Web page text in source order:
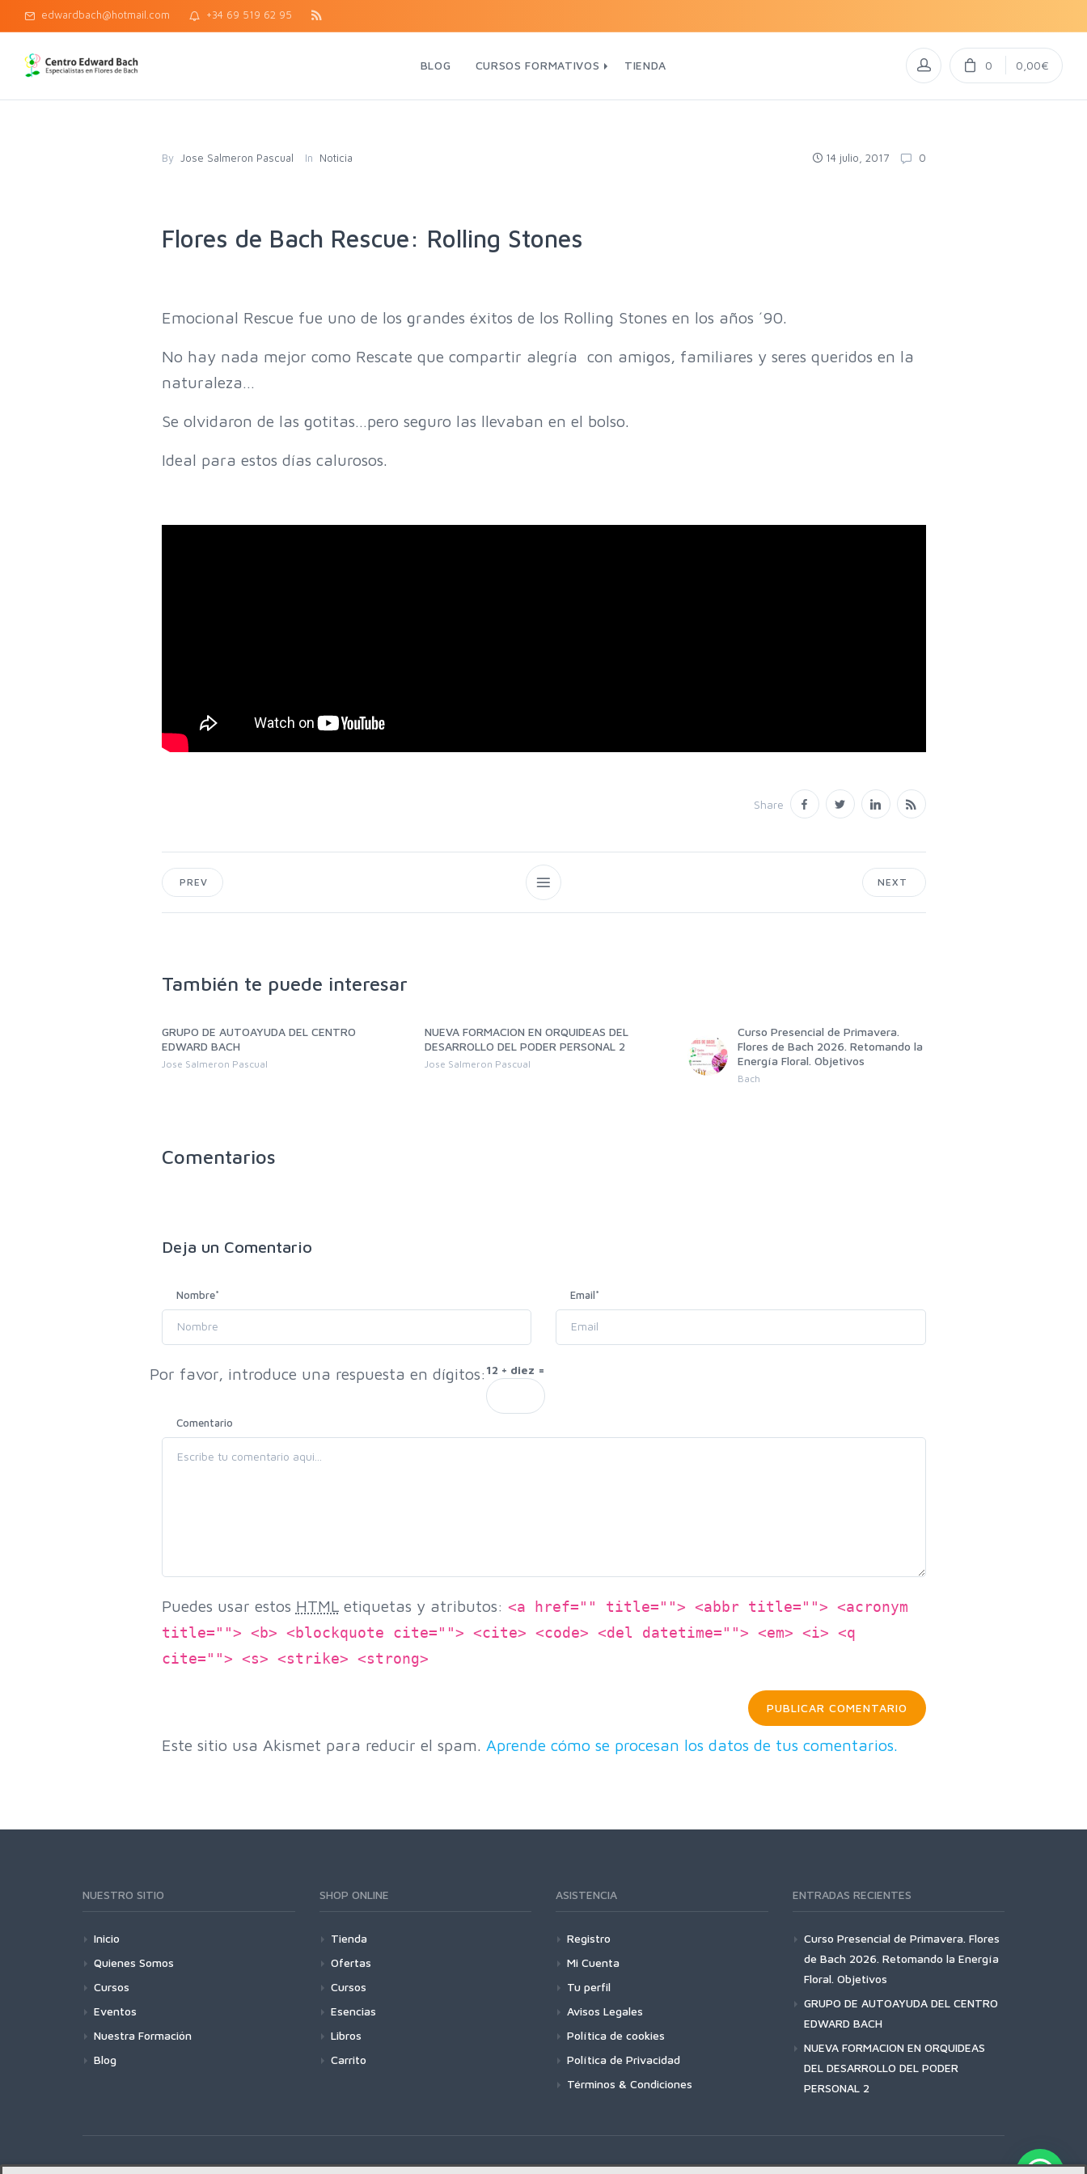
edwardbach@hotmail.com +34 69 519 62 95
BLOG CURSOS FORMATIVOS TIENDA 0 0,00€
By Jose Salmeron Pascual In Noticia 14 julio, 2017 0
Flores de Bach Rescue: Rolling Stones
Emocional Rescue fue uno de los grandes éxitos de los Rolling Stones en los años ´90.
No hay nada mejor como Rescate que compartir alegría con amigos, familiares y seres queridos en la
naturaleza…
Se olvidaron de las gotitas…pero seguro las llevaban en el bolso.
Ideal para estos días calurosos.
Share
PREV NEXT
También te puede interesar
GRUPO DE AUTOAYUDA DEL CENTRO
EDWARD BACH
Jose Salmeron Pascual
NUEVA FORMACION EN ORQUIDEAS DEL
DESARROLLO DEL PODER PERSONAL 2
Jose Salmeron Pascual
Curso Presencial de Primavera.
Flores de Bach 2026. Retomando la
Energía Floral. Objetivos
Bach
Comentarios
Deja un Comentario
Nombre* Email*
Por favor, introduce una respuesta en dígitos: 12 + diez =
Comentario
Puedes usar estos HTMLetiquetas y atributos: <a href="" title=""> <abbr title=""> <acronym
title=""> <b> <blockquote cite=""> <cite> <code> <del datetime=""> <em> <i> <q
cite=""> <s> <strike> <strong>
Este sitio usa Akismet para reducir el spam. Aprende cómo se procesan los datos de tus comentarios.
NUESTRO SITIO
Inicio
Quienes Somos
Cursos
Eventos
Nuestra Formación
Blog
SHOP ONLINE
Tienda
Ofertas
Cursos
Esencias
Libros
Carrito
ASISTENCIA
Registro
Mi Cuenta
Tu perfil
Avisos Legales
Política de cookies
Política de Privacidad
Términos & Condiciones
ENTRADAS RECIENTES
Curso Presencial de Primavera. Flores
de Bach 2026. Retomando la Energía
Floral. Objetivos
GRUPO DE AUTOAYUDA DEL CENTRO
EDWARD BACH
NUEVA FORMACION EN ORQUIDEAS
DEL DESARROLLO DEL PODER
PERSONAL 2